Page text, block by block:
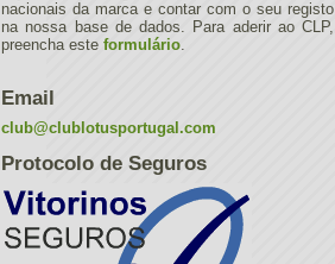
nacionais da marca e contar com o seu registo
na nossa base de dados. Para aderir ao CLP,
preencha este formulário.
Email
club@clublotusportugal.com
Protocolo de Seguros